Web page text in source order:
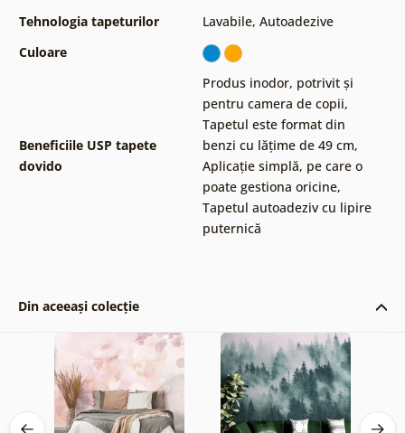
Tehnologia tapeturilor
Lavabile, Autoadezive
Culoare
Beneficiile USP tapete
dovido
Produs inodor, potrivit și
pentru camera de copii,
Tapetul este format din
benzi cu lățime de 49 cm,
Aplicație simplă, pe care o
poate gestiona oricine,
Tapetul autoadeziv cu lipire
puternică
Din aceeași colecție